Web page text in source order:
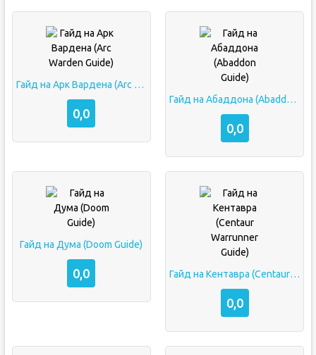
Гайд на Арк Вардена (Arc Warden Guide)
0,0
Гайд на Абаддона (Abaddon Guide)
0,0
Гайд на Дума (Doom Guide)
0,0 Гайд на Кентавра (Centaur Warrunner Guide)
0,0